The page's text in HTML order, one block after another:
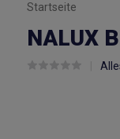
Startseite
NALUX